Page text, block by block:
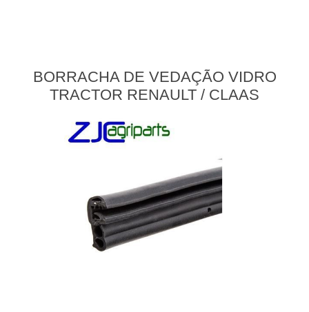
BORRACHA DE VEDAÇÃO VIDRO
TRACTOR RENAULT / CLAAS